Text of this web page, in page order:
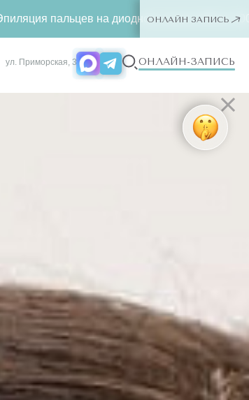
ул. Приморская, 3 ОНЛАЙН-ЗАПИСЬ
лазере690 р.500 р. Только для новых
ОНЛАЙН ЗАПИСЬ